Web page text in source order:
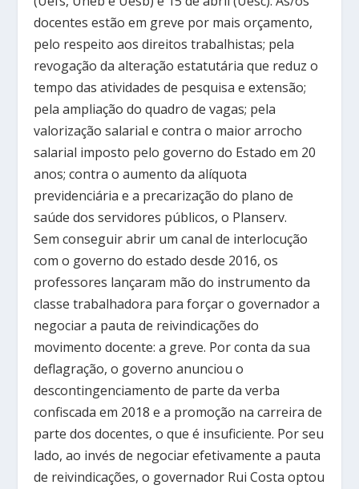
docentes estão em greve por mais orçamento,
pelo respeito aos direitos trabalhistas; pela
revogação da alteração estatutária que reduz o
tempo das atividades de pesquisa e extensão;
pela ampliação do quadro de vagas; pela
valorização salarial e contra o maior arrocho
salarial imposto pelo governo do Estado em 20
anos; contra o aumento da alíquota
previdenciária e a precarização do plano de
saúde dos servidores públicos, o Planserv.
Sem conseguir abrir um canal de interlocução
com o governo do estado desde 2016, os
professores lançaram mão do instrumento da
classe trabalhadora para forçar o governador a
negociar a pauta de reivindicações do
movimento docente: a greve. Por conta da sua
deflagração, o governo anunciou o
descontingenciamento de parte da verba
confiscada em 2018 e a promoção na carreira de
parte dos docentes, o que é insuficiente. Por seu
lado, ao invés de negociar efetivamente a pauta
de reivindicações, o governador Rui Costa optou